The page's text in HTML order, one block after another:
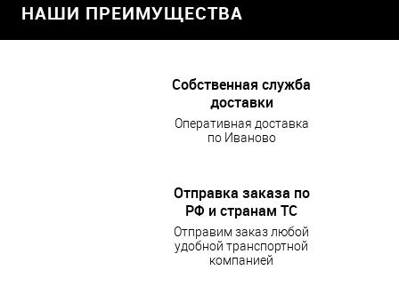
НАШИ ПРЕИМУЩЕСТВА
Собственная служба
доставки
Оперативная доставка
по Иваново
Отправка заказа по
РФ и странам ТС
Отправим заказ любой
удобной транспортной
компанией